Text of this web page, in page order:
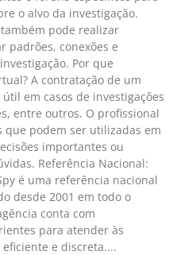
o alvo da investigação.
pode realizar
padrões, conexões e
Por que
A contratação de um
em casos de investigações
entre outros. O profissional
podem ser utilizadas em
importantes ou
Referência Nacional:
é uma referência nacional
desde 2001 em todo o
conta com
para atender às
e discreta.